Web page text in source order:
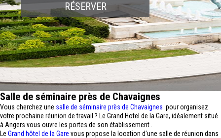
RÉSERVER
Salle de séminaire près de Chavaignes
Vous cherchez une salle de séminaire près de Chavaignes pour organisez
votre prochaine réunion de travail ? Le Grand Hotel de la Gare, idéalement situé
à Angers vous ouvre les portes de son établissement .
Le Grand hôtel de la Gare vous propose la location d’une salle de réunion dans